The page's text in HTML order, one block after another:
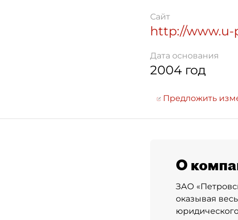
Сайт
http://www.u-
Дата основания
2004 год
Предложить
О
ЗАО
оказывая